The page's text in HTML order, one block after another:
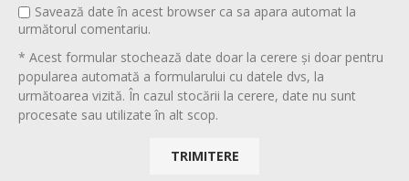
Savează date în acest browser ca sa apara automat la
următorul comentariu.
* Acest formular stochează date doar la cerere și doar pentru
popularea automată a formularului cu datele dvs, la
următoarea vizită. În cazul stocării la cerere, date nu sunt
procesate sau utilizate în alt scop.